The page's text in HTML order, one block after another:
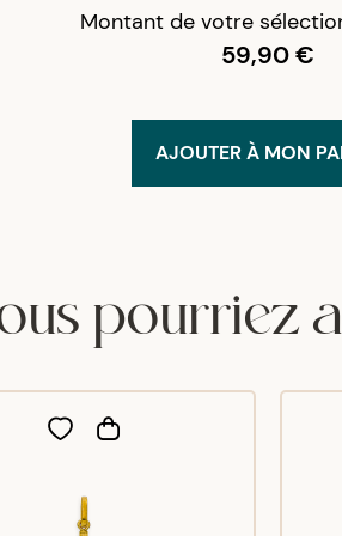
Montant de votre
59,90 €
AJOUTER À MON
pourriez